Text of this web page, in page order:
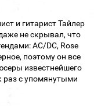
и гитарист Тайлер
не скрывал, что
AC/DC, Rose
поэтому он все
известнейшего
раз с упомянутыми